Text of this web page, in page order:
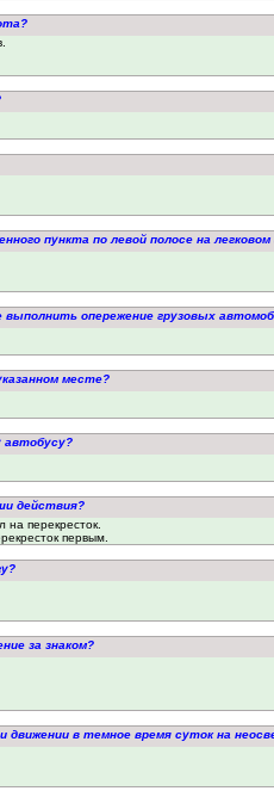
пункта по левой полосе на
опережение грузовых
месте?
автобусу?
действия?
на перекресток.
первым.
за знаком?
в темное время суток на